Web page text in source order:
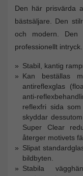
Den här prisvärda
bästsäljare. Den
och modern.
professionellt intryck.
Stabil, kantig
Kan beställas
antireflexglas
anti-
reflexfri sida
skyddar
Super Clear
återger motivets
Slipat
bildbyten.
Stabila